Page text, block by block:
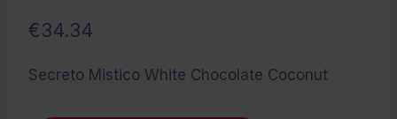
€34.34
Secreto Mistico White Chocolate Coconut